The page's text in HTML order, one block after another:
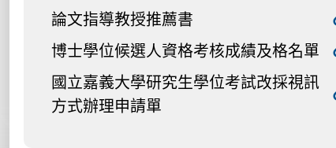
論文指導教授推薦書
博士學位候選人資格考核成績及格名單
國立嘉義大學研究生學位考試改採視訊
方式辦理申請單